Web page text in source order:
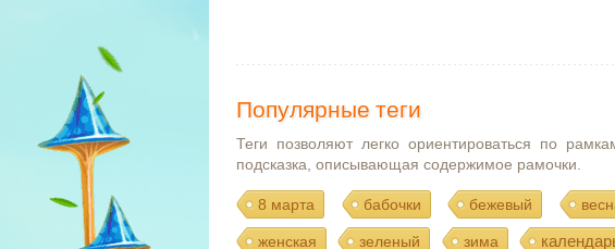
Популярные теги
Теги позволяют легко ориентироваться по
подсказка, описывающая содержимое рамочки.
8 марта бабочки бежевый
женская зеленый зима